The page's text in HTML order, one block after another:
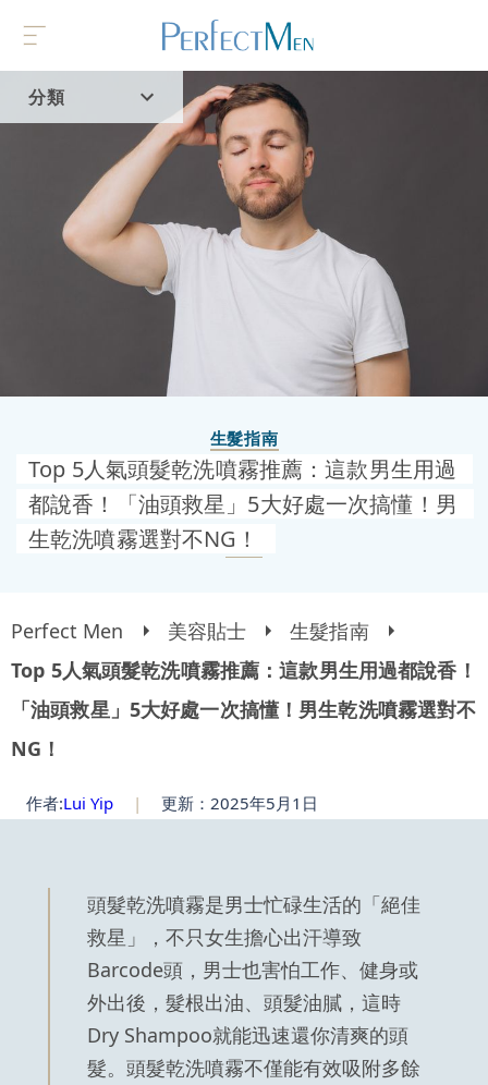
分類
首頁
流行趨勢
生髮指南
Top 5人氣頭髮乾洗噴霧推薦：這款男生用過
都說香！「油頭救星」5大好處一次搞懂！男
生乾洗噴霧選對不NG！
Perfect Men 美容貼士
生髮指南
Top 5人氣頭髮乾洗噴霧推薦：這款男生用過都說香！
「油頭救星」5大好處一次搞懂！男生乾洗噴霧選對不
NG！
作者:Lui Yip | 更新：2025年5月1日
頭髮乾洗噴霧是男士忙碌生活的「絕佳
救星」，不只女生擔心出汗導致
Barcode頭，男士也害怕工作、健身或
外出後，髮根出油、頭髮油膩，這時
Dry Shampoo就能迅速還你清爽的頭
髮。頭髮乾洗噴霧不僅能有效吸附多餘